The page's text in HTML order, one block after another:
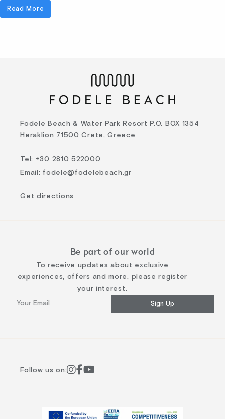
Read More
Fodele Beach & Water Park Resort P.O. BOX 1354
Heraklion 71500 Crete, Greece
Tel: +30 2810 522000
Email : fodele@fodelebeach.gr
Get directions
Be part of our world
To receive updates about exclusive
experiences, offers and more, please register
your interest.
Sign Up
Follow us on: